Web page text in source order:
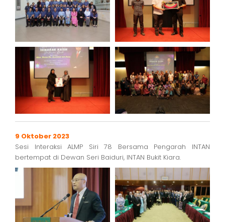
9 Oktober 2023
Sesi Interaksi ALMP Siri 78 Bersama Pengarah INTAN
bertempat di Dewan Seri Baiduri, INTAN Bukit Kiara.